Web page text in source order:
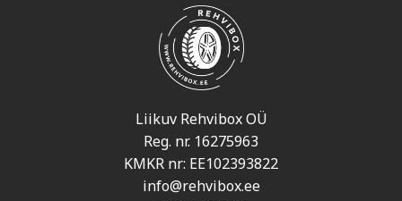
Liikuv Rehvibox OÜ
Reg. nr. 16275963
KMKR nr: EE102393822
info@rehvibox.ee